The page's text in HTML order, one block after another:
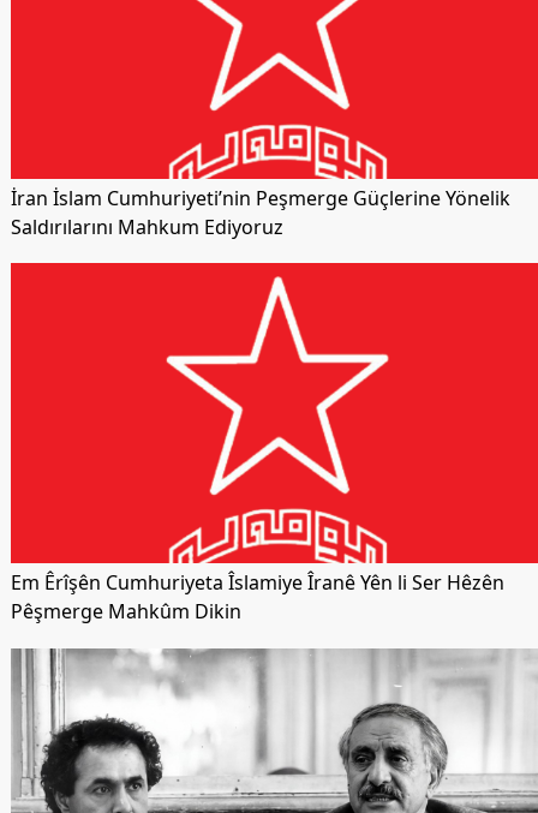
İran İslam Cumhuriyeti’nin Peşmerge Güçlerine Yönelik
Saldırılarını Mahkum Ediyoruz
Em Êrîşên Cumhuriyeta Îslamiye Îranê Yên li Ser Hêzên
Pêşmerge Mahkûm Dikin